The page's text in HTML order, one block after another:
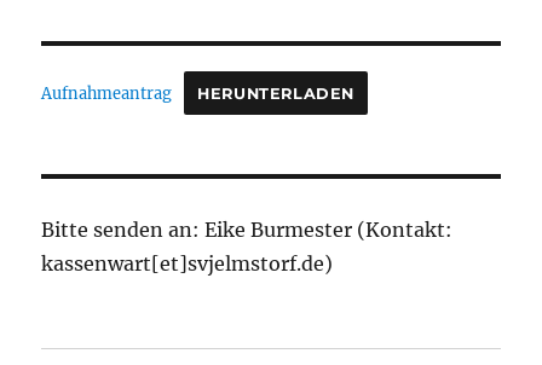
Aufnahmeantrag HERUNTERLADEN
Bitte senden an: Eike Burmester (Kontakt:
kassenwart[et]svjelmstorf.de)